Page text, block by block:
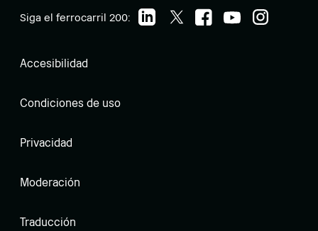
Siga el ferrocarril 200:
Accesibilidad
Condiciones de uso
Privacidad
Moderación
Traducción